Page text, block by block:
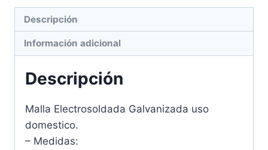
Descripción
Información adicional
Descripción
Malla Electrosoldada Galvanizada uso
domestico.
– Medidas: